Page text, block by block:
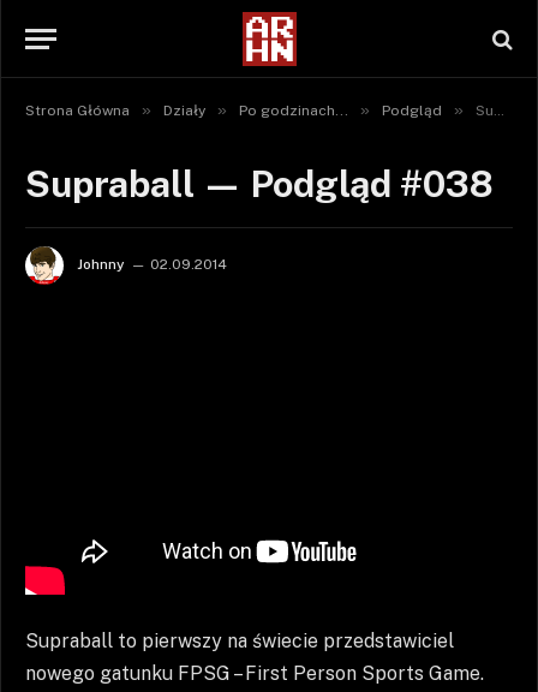
Strona Główna » Działy » Po godzinach... » Podgląd » Supraball — Podgląd #038
Supraball — Podgląd #038
Johnny 02.09.2014
Supraball to pierwszy na świecie przedstawiciel
nowego gatunku FPSG – First Person Sports Game.